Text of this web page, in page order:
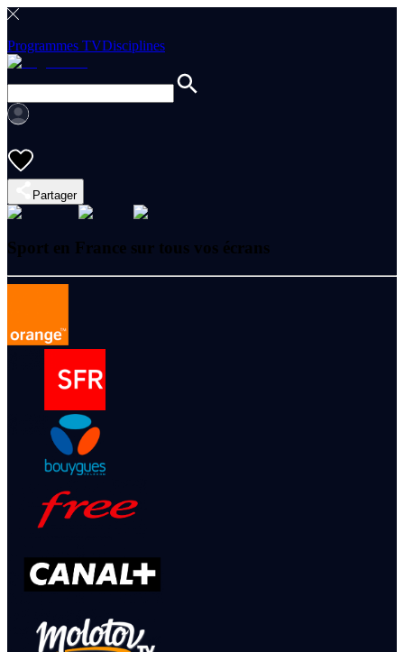
Programmes TVDisciplines
Partager
Sport en France sur tous vos écrans